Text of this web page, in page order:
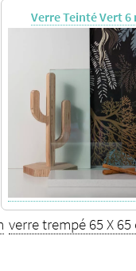
Verre Teinté Vert 6
verre trempé 65 X 65